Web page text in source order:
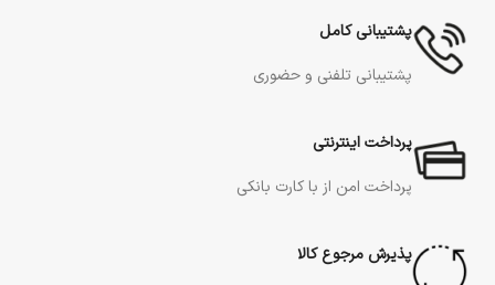
پشتیبانی کامل
پشتیبانی تلفنی و حضوری
پرداخت اینترنتی
پرداخت امن از با کارت بانکی
پذیرش مرجوع کالا